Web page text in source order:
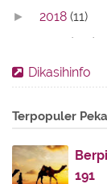
► 2018 (11)
(142)
► 2016(11)
► 2012(86)
▼ 2011
►
Dikasihinfo
Terpopuler
191